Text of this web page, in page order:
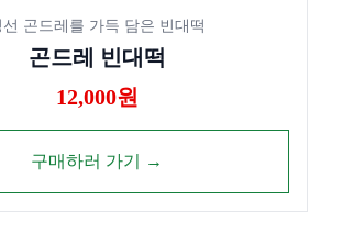
선 곤드레를 가득 담은 빈대떡
곤드레 빈대떡
12,000원
구매하러 가기 →